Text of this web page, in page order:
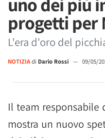
progetti per
L'era d'oro del
NOTIZIAdi Dario Rossi — 09/05/
Il team responsabile
mostra un nuovo